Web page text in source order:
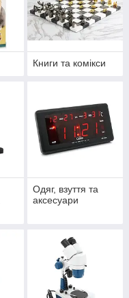
Книги та комікси
Одяг, взуття та
аксесуари